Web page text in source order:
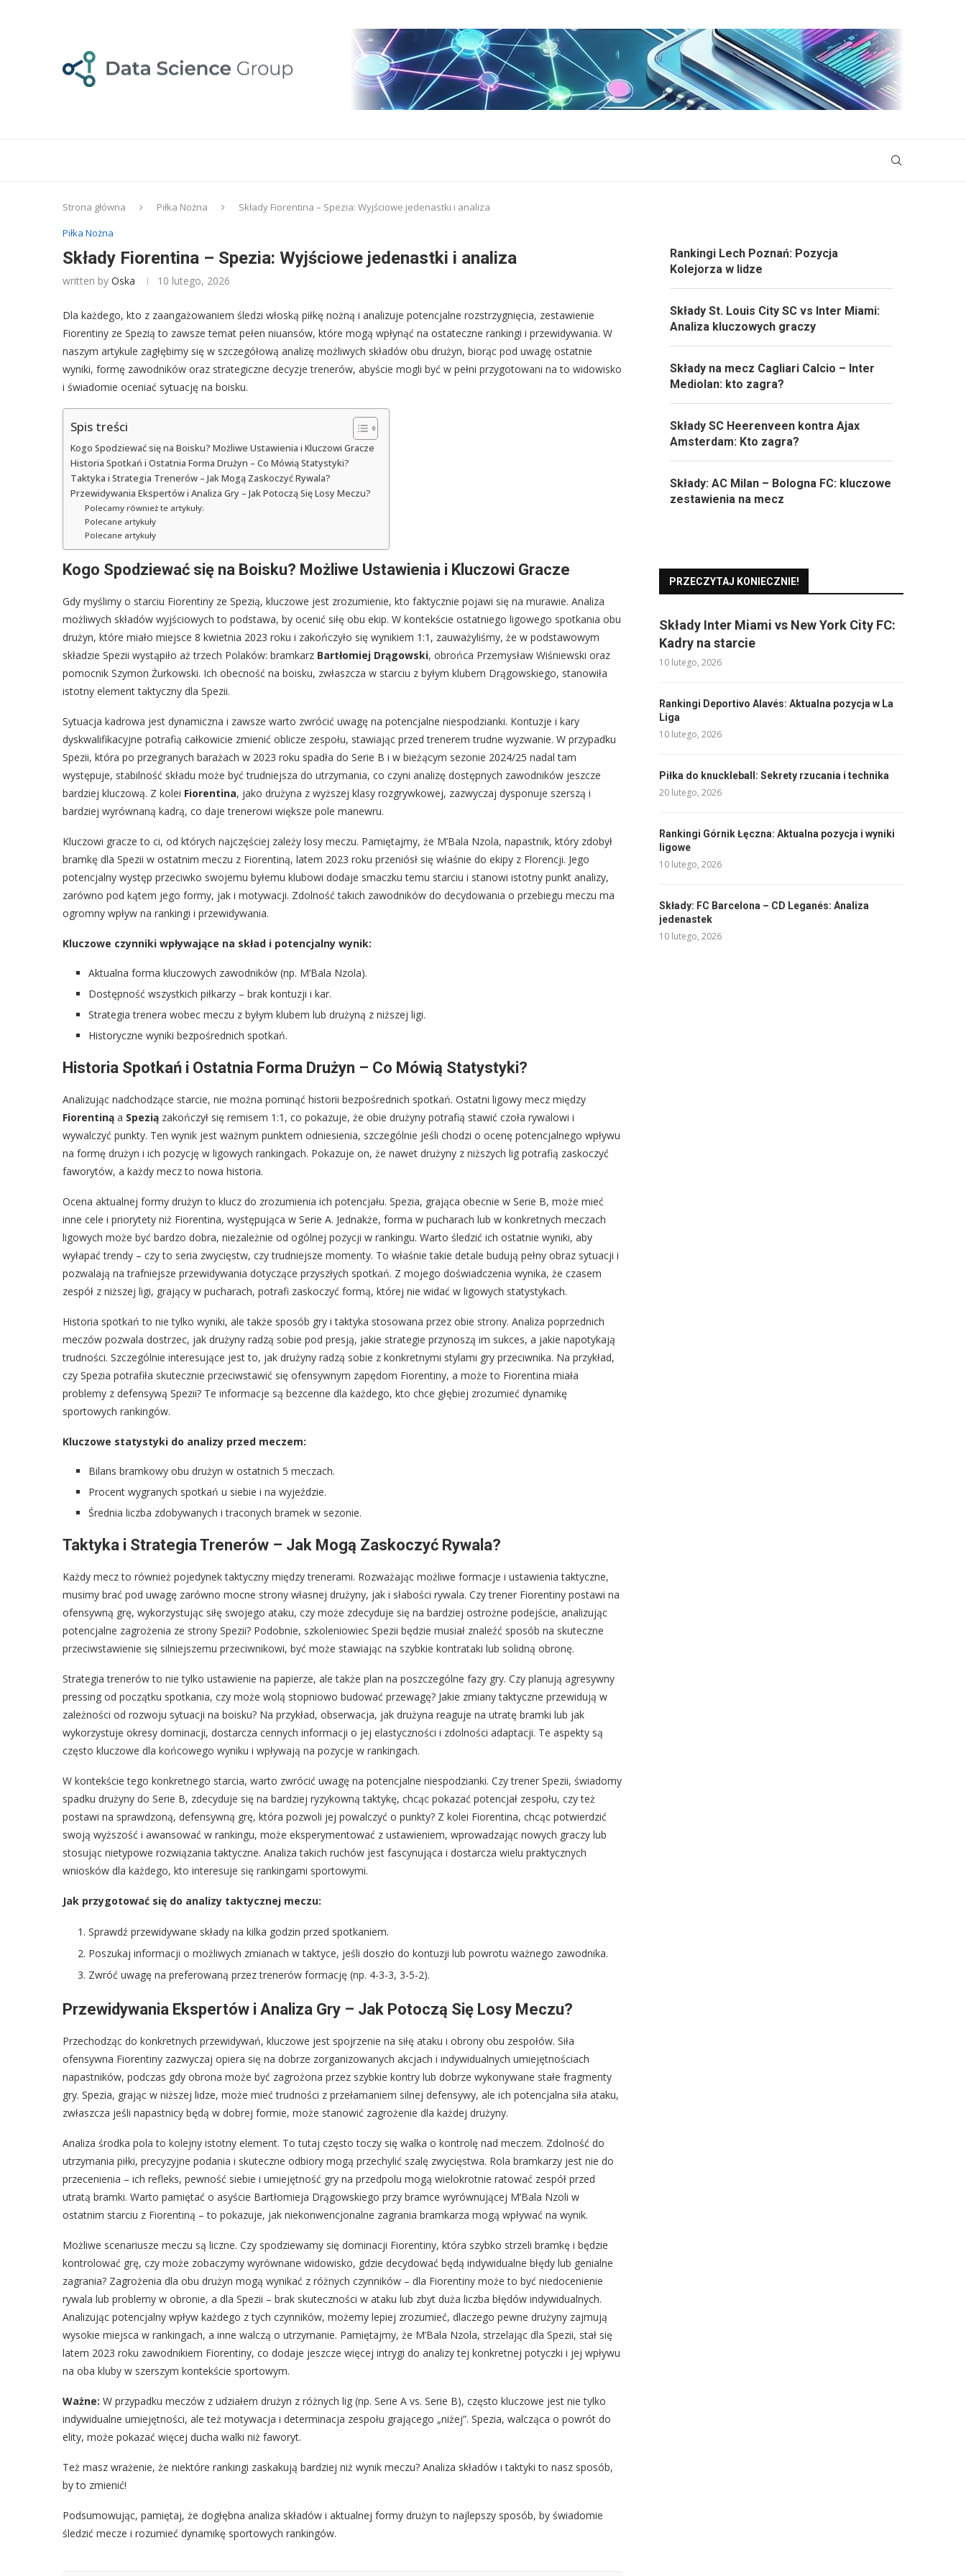
Strona główna Piłka Nożna
Składy Fiorentina – Spezia: Wyjściowe jedenastki i analiza
Piłka Nożna
Składy Fiorentina – Spezia: Wyjściowe jedenastki i analiza
written by Oska 10 lutego, 2026
Dla każdego, kto z zaangażowaniem śledzi włoską piłkę nożną i analizuje potencjalne rozstrzygnięcia, zestawienie
Fiorentiny ze Spezią to zawsze temat pełen niuansów, które mogą wpłynąć na ostateczne rankingi i przewidywania. W
naszym artykule zagłębimy się w szczegółową analizę możliwych składów obu drużyn, biorąc pod uwagę ostatnie
wyniki, formę zawodników oraz strategiczne decyzje trenerów, abyście mogli być w pełni przygotowani na to widowisko
i świadomie oceniać sytuację na boisku.
Spis treści
Kogo Spodziewać się na Boisku? Możliwe Ustawienia i Kluczowi Gracze
Historia Spotkań i Ostatnia Forma Drużyn – Co Mówią Statystyki?
Taktyka i Strategia Trenerów – Jak Mogą Zaskoczyć Rywala?
Przewidywania Ekspertów i Analiza Gry – Jak Potoczą Się Losy Meczu?
Polecamy również te artykuły:
Polecane artykuły
Polecane artykuły
Kogo Spodziewać się na Boisku? Możliwe Ustawienia i Kluczowi Gracze
Gdy myślimy o starciu Fiorentiny ze Spezią, kluczowe jest zrozumienie, kto faktycznie pojawi się na murawie. Analiza
możliwych składów wyjściowych to podstawa, by ocenić siłę obu ekip. W kontekście ostatniego ligowego spotkania obu
drużyn, które miało miejsce 8 kwietnia 2023 roku i zakończyło się wynikiem 1:1, zauważyliśmy, że w podstawowym
składzie Spezii wystąpiło aż trzech Polaków: bramkarz Bartłomiej Drągowski, obrońca Przemysław Wiśniewski oraz
pomocnik Szymon Żurkowski. Ich obecność na boisku, zwłaszcza w starciu z byłym klubem Drągowskiego, stanowiła
istotny element taktyczny dla Spezii.
Sytuacja kadrowa jest dynamiczna i zawsze warto zwrócić uwagę na potencjalne niespodzianki. Kontuzje i kary
dyskwalifikacyjne potrafią całkowicie zmienić oblicze zespołu, stawiając przed trenerem trudne wyzwanie. W przypadku
Spezii, która po przegranych barażach w 2023 roku spadła do Serie B i w bieżącym sezonie 2024/25 nadal tam
występuje, stabilność składu może być trudniejsza do utrzymania, co czyni analizę dostępnych zawodników jeszcze
bardziej kluczową. Z kolei Fiorentina, jako drużyna z wyższej klasy rozgrywkowej, zazwyczaj dysponuje szerszą i
bardziej wyrównaną kadrą, co daje trenerowi większe pole manewru.
Kluczowi gracze to ci, od których najczęściej zależy losy meczu. Pamiętajmy, że M’Bala Nzola, napastnik, który zdobył
bramkę dla Spezii w ostatnim meczu z Fiorentiną, latem 2023 roku przeniósł się właśnie do ekipy z Florencji. Jego
potencjalny występ przeciwko swojemu byłemu klubowi dodaje smaczku temu starciu i stanowi istotny punkt analizy,
zarówno pod kątem jego formy, jak i motywacji. Zdolność takich zawodników do decydowania o przebiegu meczu ma
ogromny wpływ na rankingi i przewidywania.
Kluczowe czynniki wpływające na skład i potencjalny wynik:
Aktualna forma kluczowych zawodników (np. M’Bala Nzola).
Dostępność wszystkich piłkarzy – brak kontuzji i kar.
Strategia trenera wobec meczu z byłym klubem lub drużyną z niższej ligi.
Historyczne wyniki bezpośrednich spotkań.
Historia Spotkań i Ostatnia Forma Drużyn – Co Mówią Statystyki?
Analizując nadchodzące starcie, nie można pominąć historii bezpośrednich spotkań. Ostatni ligowy mecz między
Fiorentiną a Spezią zakończył się remisem 1:1, co pokazuje, że obie drużyny potrafią stawić czoła rywalowi i
wywalczyć punkty. Ten wynik jest ważnym punktem odniesienia, szczególnie jeśli chodzi o ocenę potencjalnego wpływu
na formę drużyn i ich pozycję w ligowych rankingach. Pokazuje on, że nawet drużyny z niższych lig potrafią zaskoczyć
faworytów, a każdy mecz to nowa historia.
Ocena aktualnej formy drużyn to klucz do zrozumienia ich potencjału. Spezia, grająca obecnie w Serie B, może mieć
inne cele i priorytety niż Fiorentina, występująca w Serie A. Jednakże, forma w pucharach lub w konkretnych meczach
ligowych może być bardzo dobra, niezależnie od ogólnej pozycji w rankingu. Warto śledzić ich ostatnie wyniki, aby
wyłapać trendy – czy to seria zwycięstw, czy trudniejsze momenty. To właśnie takie detale budują pełny obraz sytuacji i
pozwalają na trafniejsze przewidywania dotyczące przyszłych spotkań. Z mojego doświadczenia wynika, że czasem
zespół z niższej ligi, grający w pucharach, potrafi zaskoczyć formą, której nie widać w ligowych statystykach.
Historia spotkań to nie tylko wyniki, ale także sposób gry i taktyka stosowana przez obie strony. Analiza poprzednich
meczów pozwala dostrzec, jak drużyny radzą sobie pod presją, jakie strategie przynoszą im sukces, a jakie napotykają
trudności. Szczególnie interesujące jest to, jak drużyny radzą sobie z konkretnymi stylami gry przeciwnika. Na przykład,
czy Spezia potrafiła skutecznie przeciwstawić się ofensywnym zapędom Fiorentiny, a może to Fiorentina miała
problemy z defensywą Spezii? Te informacje są bezcenne dla każdego, kto chce głębiej zrozumieć dynamikę
sportowych rankingów.
Kluczowe statystyki do analizy przed meczem:
Bilans bramkowy obu drużyn w ostatnich 5 meczach.
Procent wygranych spotkań u siebie i na wyjeździe.
Średnia liczba zdobywanych i traconych bramek w sezonie.
Taktyka i Strategia Trenerów – Jak Mogą Zaskoczyć Rywala?
Każdy mecz to również pojedynek taktyczny między trenerami. Rozważając możliwe formacje i ustawienia taktyczne,
musimy brać pod uwagę zarówno mocne strony własnej drużyny, jak i słabości rywala. Czy trener Fiorentiny postawi na
ofensywną grę, wykorzystując siłę swojego ataku, czy może zdecyduje się na bardziej ostrożne podejście, analizując
potencjalne zagrożenia ze strony Spezii? Podobnie, szkoleniowiec Spezii będzie musiał znaleźć sposób na skuteczne
przeciwstawienie się silniejszemu przeciwnikowi, być może stawiając na szybkie kontrataki lub solidną obronę.
Strategia trenerów to nie tylko ustawienie na papierze, ale także plan na poszczególne fazy gry. Czy planują agresywny
pressing od początku spotkania, czy może wolą stopniowo budować przewagę? Jakie zmiany taktyczne przewidują w
zależności od rozwoju sytuacji na boisku? Na przykład, obserwacja, jak drużyna reaguje na utratę bramki lub jak
wykorzystuje okresy dominacji, dostarcza cennych informacji o jej elastyczności i zdolności adaptacji. Te aspekty są
często kluczowe dla końcowego wyniku i wpływają na pozycje w rankingach.
W kontekście tego konkretnego starcia, warto zwrócić uwagę na potencjalne niespodzianki. Czy trener Spezii, świadomy
spadku drużyny do Serie B, zdecyduje się na bardziej ryzykowną taktykę, chcąc pokazać potencjał zespołu, czy też
postawi na sprawdzoną, defensywną grę, która pozwoli jej powalczyć o punkty? Z kolei Fiorentina, chcąc potwierdzić
swoją wyższość i awansować w rankingu, może eksperymentować z ustawieniem, wprowadzając nowych graczy lub
stosując nietypowe rozwiązania taktyczne. Analiza takich ruchów jest fascynująca i dostarcza wielu praktycznych
wniosków dla każdego, kto interesuje się rankingami sportowymi.
Jak przygotować się do analizy taktycznej meczu:
Sprawdź przewidywane składy na kilka godzin przed spotkaniem.
Poszukaj informacji o możliwych zmianach w taktyce, jeśli doszło do kontuzji lub powrotu ważnego zawodnika.
Zwróć uwagę na preferowaną przez trenerów formację (np. 4-3-3, 3-5-2).
Przewidywania Ekspertów i Analiza Gry – Jak Potoczą Się Losy Meczu?
Przechodząc do konkretnych przewidywań, kluczowe jest spojrzenie na siłę ataku i obrony obu zespołów. Siła
ofensywna Fiorentiny zazwyczaj opiera się na dobrze zorganizowanych akcjach i indywidualnych umiejętnościach
napastników, podczas gdy obrona może być zagrożona przez szybkie kontry lub dobrze wykonywane stałe fragmenty
gry. Spezia, grając w niższej lidze, może mieć trudności z przełamaniem silnej defensywy, ale ich potencjalna siła ataku,
zwłaszcza jeśli napastnicy będą w dobrej formie, może stanowić zagrożenie dla każdej drużyny.
Analiza środka pola to kolejny istotny element. To tutaj często toczy się walka o kontrolę nad meczem. Zdolność do
utrzymania piłki, precyzyjne podania i skuteczne odbiory mogą przechylić szalę zwycięstwa. Rola bramkarzy jest nie do
przecenienia – ich refleks, pewność siebie i umiejętność gry na przedpolu mogą wielokrotnie ratować zespół przed
utratą bramki. Warto pamiętać o asyście Bartłomieja Drągowskiego przy bramce wyrównującej M’Bala Nzoli w
ostatnim starciu z Fiorentiną – to pokazuje, jak niekonwencjonalne zagrania bramkarza mogą wpływać na wynik.
Możliwe scenariusze meczu są liczne. Czy spodziewamy się dominacji Fiorentiny, która szybko strzeli bramkę i będzie
kontrolować grę, czy może zobaczymy wyrównane widowisko, gdzie decydować będą indywidualne błędy lub genialne
zagrania? Zagrożenia dla obu drużyn mogą wynikać z różnych czynników – dla Fiorentiny może to być niedocenienie
rywala lub problemy w obronie, a dla Spezii – brak skuteczności w ataku lub zbyt duża liczba błędów indywidualnych.
Analizując potencjalny wpływ każdego z tych czynników, możemy lepiej zrozumieć, dlaczego pewne drużyny zajmują
wysokie miejsca w rankingach, a inne walczą o utrzymanie. Pamiętajmy, że M’Bala Nzola, strzelając dla Spezii, stał się
latem 2023 roku zawodnikiem Fiorentiny, co dodaje jeszcze więcej intrygi do analizy tej konkretnej potyczki i jej wpływu
na oba kluby w szerszym kontekście sportowym.
Ważne: W przypadku meczów z udziałem drużyn z różnych lig (np. Serie A vs. Serie B), często kluczowe jest nie tylko
indywidualne umiejętności, ale też motywacja i determinacja zespołu grającego „niżej”. Spezia, walcząca o powrót do
elity, może pokazać więcej ducha walki niż faworyt.
Też masz wrażenie, że niektóre rankingi zaskakują bardziej niż wynik meczu? Analiza składów i taktyki to nasz sposób,
by to zmienić!
Podsumowując, pamiętaj, że dogłębna analiza składów i aktualnej formy drużyn to najlepszy sposób, by świadomie
śledzić mecze i rozumieć dynamikę sportowych rankingów.
Rankingi Lech Poznań: Pozycja
Kolejorza w lidze
Składy St. Louis City SC vs Inter Miami:
Analiza kluczowych graczy
Składy na mecz Cagliari Calcio – Inter
Mediolan: kto zagra?
Składy SC Heerenveen kontra Ajax
Amsterdam: Kto zagra?
Składy: AC Milan – Bologna FC: kluczowe
zestawienia na mecz
PRZECZYTAJ KONIECZNIE!
Składy Inter Miami vs New York City FC:
Kadry na starcie
10 lutego, 2026
Rankingi Deportivo Alavés: Aktualna pozycja w La
Liga
10 lutego, 2026
Piłka do knuckleball: Sekrety rzucania i technika
20 lutego, 2026
Rankingi Górnik Łęczna: Aktualna pozycja i wyniki
ligowe
10 lutego, 2026
Składy: FC Barcelona – CD Leganés: Analiza
jedenastek
10 lutego, 2026